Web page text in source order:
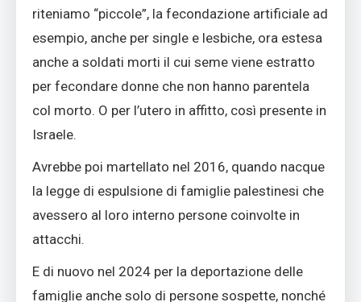
riteniamo “piccole”, la fecondazione artificiale ad
esempio, anche per single e lesbiche, ora estesa
anche a soldati morti il cui seme viene estratto
per fecondare donne che non hanno parentela
col morto. O per l’utero in affitto, così presente in
Israele.
Avrebbe poi martellato nel 2016, quando nacque
la legge di espulsione di famiglie palestinesi che
avessero al loro interno persone coinvolte in
attacchi.
E di nuovo nel 2024 per la deportazione delle
famiglie anche solo di persone sospette, nonché